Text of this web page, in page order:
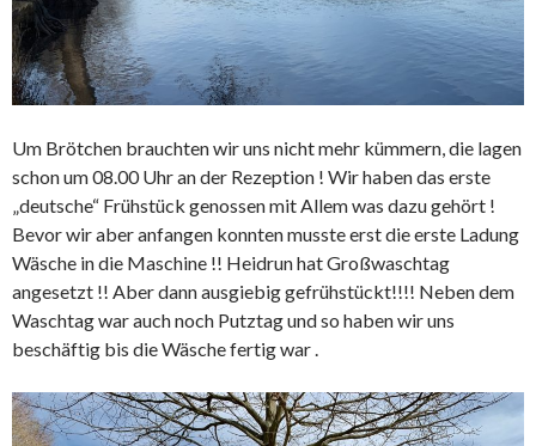
Um Brötchen brauchten wir uns nicht mehr kümmern, die lagen
schon um 08.00 Uhr an der Rezeption ! Wir haben das erste
„deutsche“ Frühstück genossen mit Allem was dazu gehört !
Bevor wir aber anfangen konnten musste erst die erste Ladung
Wäsche in die Maschine !! Heidrun hat Großwaschtag
angesetzt !! Aber dann ausgiebig gefrühstückt!!!! Neben dem
Waschtag war auch noch Putztag und so haben wir uns
beschäftig bis die Wäsche fertig war .